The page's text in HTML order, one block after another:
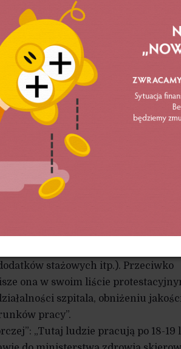
do firmy zewnętrznej.
pracowników Uniwersyteckiego
do firmy zewnętrznej.
w Polsce. Pracownicy są oburzeni
Wewnątrzszpitalnego
się wywożeniem śmieci itp.
oni trafić do firmy zewnętrznej.
zewnętrzną zawrą warunek
o pracę na cały czteroletni
jednak przed zwolnieniem z pracy,
stażowych itp.). Przeciwko
ona w swoim liście
szpitala, obniżeniu
pracy”.
„Tutaj ludzie pracują po 18-19